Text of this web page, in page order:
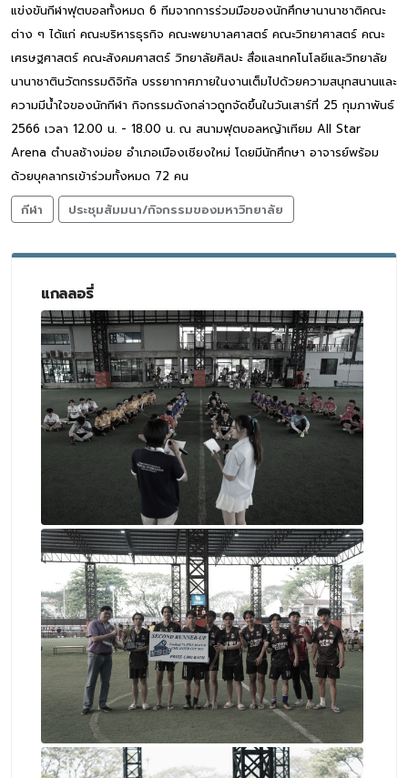
แข่งขันกีฬาฟุตบอลทั้งหมด 6 ทีมจากการร่วมมือของนักศึกษานานาชาติคณะ
ต่าง ๆ ได้แก่ คณะบริหารธุรกิจ คณะพยาบาลศาสตร์ คณะวิทยาศาสตร์ คณะ
เศรษฐศาสตร์ คณะสังคมศาสตร์ วิทยาลัยศิลปะ สื่อและเทคโนโลยีและวิทยาลัย
นานาชาตินวัตกรรมดิจิทัล บรรยากาศภายในงานเต็มไปด้วยความสนุกสนานและ
ความมีน้ำใจของนักกีฬา กิจกรรมดังกล่าวถูกจัดขึ้นในวันเสาร์ที่ 25 กุมภาพันธ์
2566 เวลา 12.00 น. - 18.00 น. ณ สนามฟุตบอลหญ้าเทียม All Star
Arena ตำบลช้างม่อย อำเภอเมืองเชียงใหม่ โดยมีนักศึกษา อาจารย์พร้อม
ด้วยบุคลากรเข้าร่วมทั้งหมด 72 คน
กีฬา
ประชุมสัมมนา/กิจกรรมของมหาวิทยาลัย
แกลลอรี่